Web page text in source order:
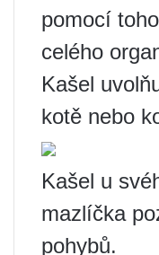
pomocí
celého
Kašel
kotě nebo
Kašel u
mazlíčka
pohybů.